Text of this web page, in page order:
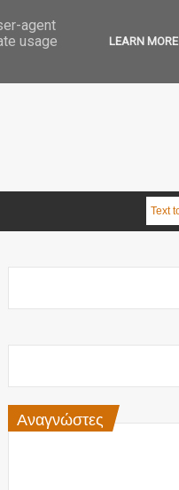
Αναγνώστες
agent
usage
LEARN MORE